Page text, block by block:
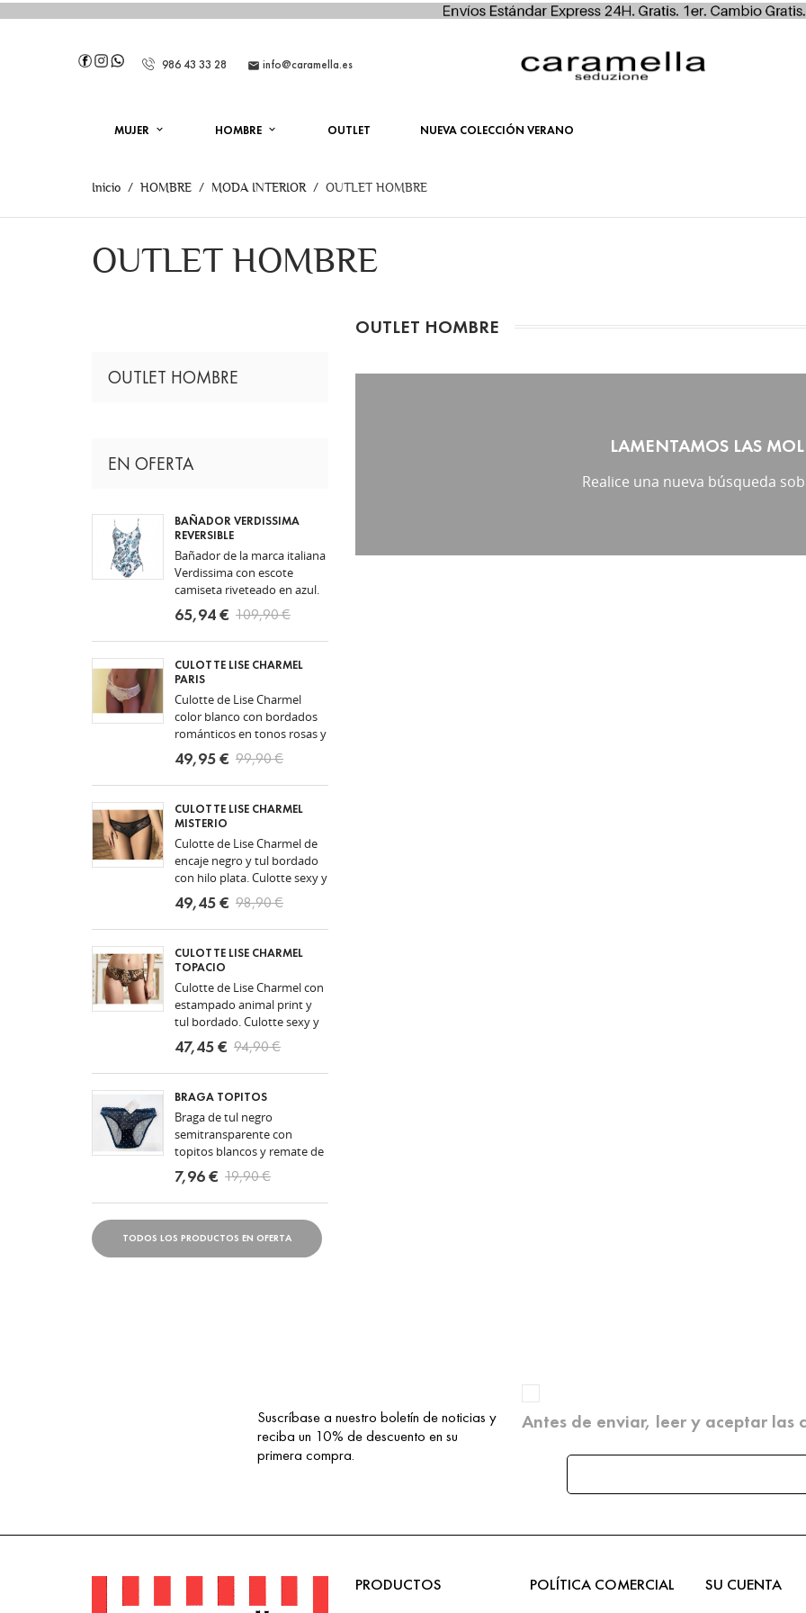
986 43 33 28  info@caramella.es
MUJER HOMBRE OUTLET NUEVA COLECCIÓN VERANO
Inicio HOMBRE MODA INTERIOR OUTLET HOMBRE
OUTLET HOMBRE
OUTLET HOMBRE
EN OFERTA
BAÑADOR VERDISSIMA
REVERSIBLE
Bañador de la marca italiana
Verdissima con escote
camiseta riveteado en azul.
Bañador reversible con dos
estampados distintos azules
sobre fondo...
65,94 € 109,90 €
CULOTTE LISE CHARMEL
PARIS
Culotte de Lise Charmel
color blanco con bordados
románticos en tonos rosas y
azules. Culotte sexy y muy
cómodo como todas las
prendas de Lise...
49,95 € 99,90 €
CULOTTE LISE CHARMEL
MISTERIO
Culotte de Lise Charmel de
encaje negro y tul bordado
con hilo plata. Culotte sexy y
muy cómodo como todas
las prendas de Lise Charmel.
Talla S....
49,45 € 98,90 €
CULOTTE LISE CHARMEL
TOPACIO
Culotte de Lise Charmel con
estampado animal print y
tul bordado. Culotte sexy y
muy cómodo como todas
las prendas de Lise Charmel.
Talla S. Ahora...
47,45 € 94,90 €
BRAGA TOPITOS
Braga de tul negro
semitransparente con
topitos blancos y remate de
encaje negro en la cintura.
Ropa interior para mujer de
la marca española...
7,96 € 19,90 €
TODOS LOS PRODUCTOS EN OFERTA
OUTLET HOMBRE
LAMENTAMOS LAS
Realice una nueva búsqueda
Suscríbase a nuestro boletín de noticias y
reciba un 10% de descuento en su
primera compra.
Antes de enviar, leer y aceptar las
PRODUCTOS POLÍTICA COMERCIAL SU CUENTA